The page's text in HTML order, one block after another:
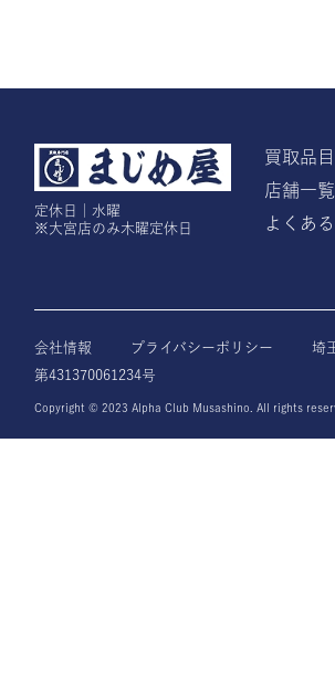
定休日｜水曜
※大宮店のみ木曜定休日
買取品目
店舗一覧
よくあ
会社情報 プライバシーポリシー
埼
第431370061234号
Copyright © 2023 Alpha Club Musashino. All rights